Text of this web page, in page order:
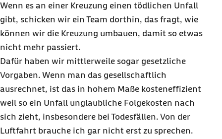
Wenn es an einer Kreuzung einen tödlichen Unfall
gibt, schicken wir ein Team dorthin, das fragt, wie
können wir die Kreuzung umbauen, damit so etwas
nicht mehr passiert.
Dafür haben wir mittlerweile sogar gesetzliche
Vorgaben. Wenn man das gesellschaftlich
ausrechnet, ist das in hohem Maße kosteneffizient
weil so ein Unfall unglaubliche Folgekosten nach
sich zieht, insbesondere bei Todesfällen. Von der
Luftfahrt brauche ich gar nicht erst zu sprechen.